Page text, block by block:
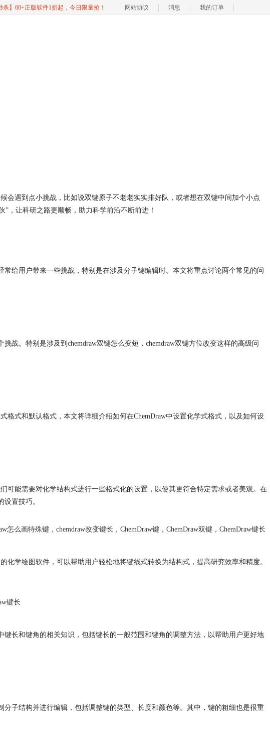
杀】60+正版软件1折起，今日限量抢！ 网站协议 消息 我的订单
会遇到点小挑战，比如说双键原子不老老实实排好队，或者想在双键中间加个小点
”，让科研之路更顺畅，助力科学前沿不断前进！
给用户带来一些挑战，特别是在涉及分子键编辑时。本文将重点讨论两个常见的问
战。特别是涉及到chemdraw双键怎么变短，chemdraw双键方位改变这样的高级问
式和默认格式，本文将详细介绍如何在ChemDraw中设置化学式格式，以及如何设
可能需要对化学结构式进行一些格式化的设置，以使其更符合特定需求或者美观。在
置技巧。
怎么画特殊键 ， chemdraw改变键长 ， ChemDraw键 ， ChemDraw双键 ， ChemDraw键长
学绘图软件，可以帮助用户轻松地将键线式转换为结构式，提高研究效率和精度。
键长
长和键角的相关知识，包括键长的一般范围和键角的调整方法，以帮助用户更好地
子结构并进行编辑，包括调整键的类型、长度和颜色等。其中，键的粗细也是很重